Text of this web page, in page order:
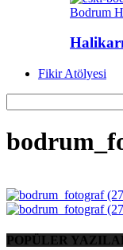
Bodrum
Fikir Atölyesi
POPÜLER